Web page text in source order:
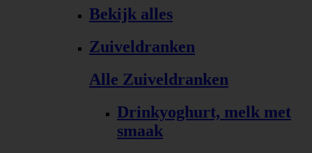
Bekijk alles
Zuiveldranken
Alle Zuiveldranken
Drinkyoghurt, melk met
smaak